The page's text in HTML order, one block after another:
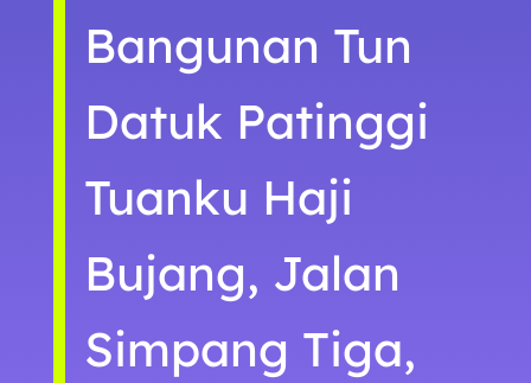
Bangunan Tun
Datuk Patinggi
Tuanku Haji
Bujang, Jalan
Simpang Tiga,